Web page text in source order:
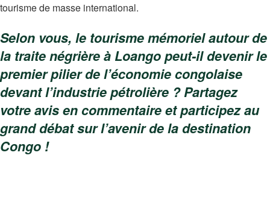
tourisme de masse international.
Selon vous, le tourisme mémoriel autour de
la traite négrière à Loango peut-il devenir le
premier pilier de l’économie congolaise
devant l’industrie pétrolière ? Partagez
votre avis en commentaire et participez au
grand débat sur l’avenir de la destination
Congo !